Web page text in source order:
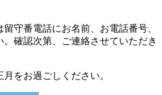
守番電話にお名前、お電話番号、
。確認次第、ご連絡させていただき
をお過ごしください。